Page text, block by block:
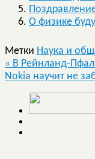
О физике
Метки Наука и
« В Рейнланд-
Nokia научит не